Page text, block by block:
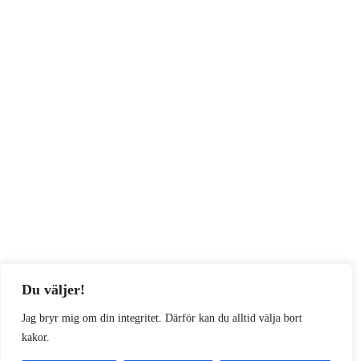
Du väljer!
Jag bryr mig om din integritet. Därför kan du alltid välja bort
kakor.